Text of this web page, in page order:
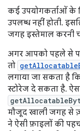
कई उपयोगकर्ताओं के
उपलब्ध नहीं होती.
जगह इस्तेमाल करनी
अगर आपको पहले से
तो
लगाया जा सकता है
स्टोरेज दे सकता है.
मौजूद खाली जगह से
ने ऐसी फ़ाइलों की